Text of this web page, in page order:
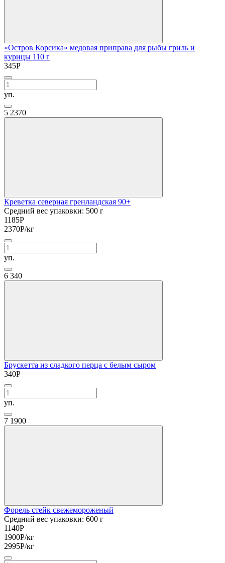
«Остров Корсика» медовая приправа для рыбы гриль и
курицы 110 г
345Р
уп.
5 2370
Креветка северная гренландская 90+
Средний вес упаковки: 500 г
1185Р
2370Р/кг
уп.
6 340
Брускетта из сладкого перца с белым сыром
340Р
уп.
7 1900
Форель стейк свежемороженый
Средний вес упаковки: 600 г
1140Р
1900Р/кг
2995Р/кг